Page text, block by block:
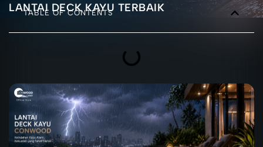
LANTAI DECK KAYU TERBAIK
TABLE OF CONTENTS